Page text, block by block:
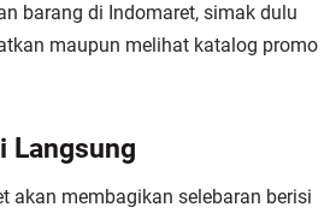
barang di Indomaret, simak dulu
maupun melihat katalog promo
Langsung
akan membagikan selebaran berisi